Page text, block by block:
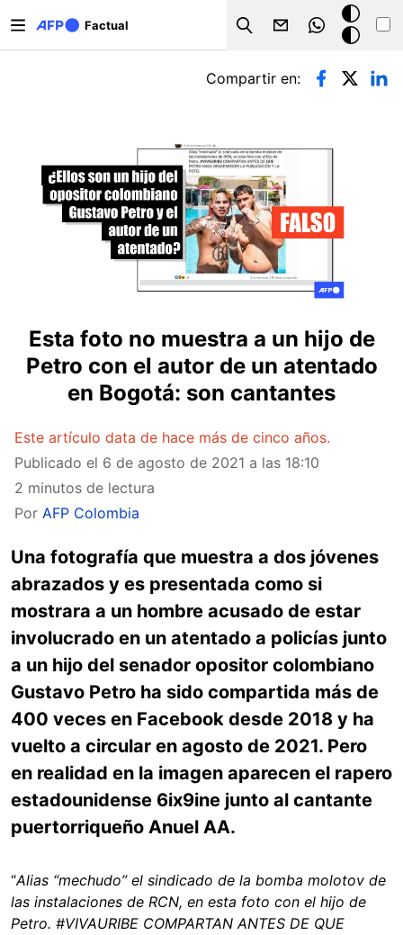
Factual
Search
Modo
oscuro
Solapas principales
Compartir en:
Esta foto no muestra a un hijo de
Petro con el autor de un atentado
en Bogotá: son cantantes
Este artículo data de hace más de cinco años.
Publicado el 6 de agosto de 2021 a las 18:10
2 minutos de lectura
Por AFP Colombia
Una fotografía que muestra a dos jóvenes
abrazados y es presentada como si
mostrara a un hombre acusado de estar
involucrado en un atentado a policías junto
a un hijo del senador opositor colombiano
Gustavo Petro ha sido compartida más de
400 veces en Facebook desde 2018 y ha
vuelto a circular en agosto de 2021. Pero
en realidad en la imagen aparecen el rapero
estadounidense 6ix9ine junto al cantante
puertorriqueño Anuel AA.
“Alias “mechudo” el sindicado de la bomba molotov de
las instalaciones de RCN, en esta foto con el hijo de
Petro. #VIVAURIBE COMPARTAN ANTES DE QUE